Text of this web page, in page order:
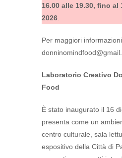
16.00 alle 19.30, fino al
2026
Per maggiori
Laboratorio Creativo
Food
È stato inaugurato il 16
presenta come un
centro culturale, sala
espositivo della Città di